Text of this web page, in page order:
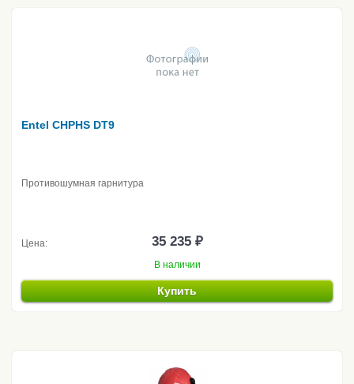
Entel CHPHS DT9
Противошумная гарнитура
Цена: 35 235 ₽
В наличии
Купить